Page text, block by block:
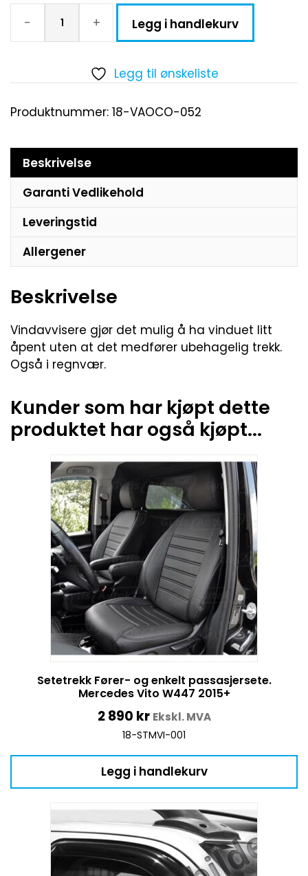
- + Legg i handlekurv
Legg til ønskeliste
Produktnummer: 18-VAOCO-052
Beskrivelse
Garanti Vedlikehold
Leveringstid
Allergener
Beskrivelse
Vindavvisere gjør det mulig å ha vinduet litt
åpent uten at det medfører ubehagelig trekk.
Også i regnvær.
Kunder som har kjøpt dette
produktet har også kjøpt...
Setetrekk Fører- og enkelt passasjersete.
Mercedes Vito W447 2015+
2 890 kr Ekskl. MVA
18-STMVI-001
Legg i handlekurv